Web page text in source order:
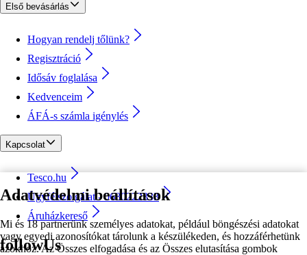
Adatvédelmi beállítások
Mi és 18 partnerünk személyes adatokat, például böngészési adatokat
vagy egyedi azonosítókat tárolunk a készülékeden, és hozzáférhetünk
azokhoz. Az Összes elfogadása és az Összes elutasítása gombok
Első bevásárlás
Hogyan rendelj tőlünk?
Regisztráció
Idősáv foglalása
Kedvenceim
ÁFÁ-s számla igénylés
Kapcsolat
Tesco.hu
Ügyfélszolgálat - 0680222333
Áruházkereső
followUs